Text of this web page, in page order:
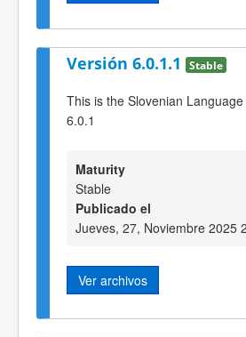
Versión 6.0.1.1 Stable
This is the Slovenian
6.0.1
Maturity
Stable
Publicado el
Jueves, 27, Noviembre 2025
Ver archivos